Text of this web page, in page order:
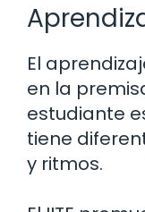
El
en la
estudiante
tiene
y ritmos.